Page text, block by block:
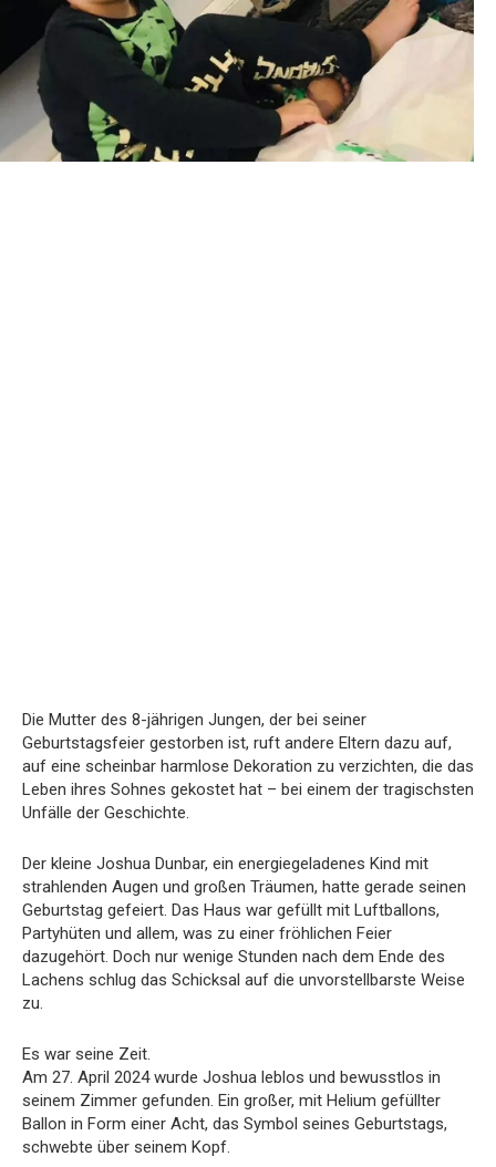
Die Mutter des 8-jährigen Jungen, der bei seiner
Geburtstagsfeier gestorben ist, ruft andere Eltern dazu auf,
auf eine scheinbar harmlose Dekoration zu verzichten, die das
Leben ihres Sohnes gekostet hat – bei einem der tragischsten
Unfälle der Geschichte.
Der kleine Joshua Dunbar, ein energiegeladenes Kind mit
strahlenden Augen und großen Träumen, hatte gerade seinen
Geburtstag gefeiert. Das Haus war gefüllt mit Luftballons,
Partyhüten und allem, was zu einer fröhlichen Feier
dazugehört. Doch nur wenige Stunden nach dem Ende des
Lachens schlug das Schicksal auf die unvorstellbarste Weise
zu.
Es war seine Zeit.
Am 27. April 2024 wurde Joshua leblos und bewusstlos in
seinem Zimmer gefunden. Ein großer, mit Helium gefüllter
Ballon in Form einer Acht, das Symbol seines Geburtstags,
schwebte über seinem Kopf.